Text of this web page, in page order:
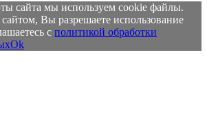
сайта мы используем cookie файлы.
Вы разрешаете использование
с политикой обработки
Ok